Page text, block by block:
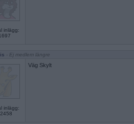
inlägg:
- Ej medlem längre
inlägg:
Väg Skylt